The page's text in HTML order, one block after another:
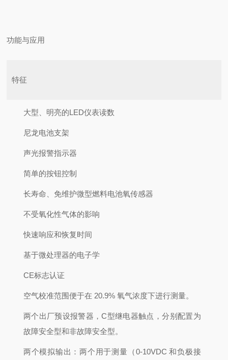
功能与应用
特征
大型、明亮的LED仪表读数
尼龙电池支架
声光报警指示器
简单的按钮控制
长寿命、免维护微型燃料电池氧传感器
不受氧化性气体的影响
快速响应和恢复时间
基于微处理器的电子学
CE标志认证
空气校准范围便于在 20.9% 氧气浓度下进行测量。
两个出厂预设报警器，C型继电器触点，分别配置为
故障安全型和非故障安全型。
两个模拟输出：两个用于测量（0-10VDC 和负极接